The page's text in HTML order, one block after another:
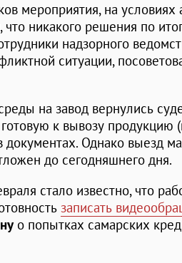
мероприятия, на условиях
никакого решения по
надзорного
ситуации,
на завод вернулись
к вывозу
документах. Однако выезд
до сегодняшнего дня.
стало известно, что
записать
о попытках самарских